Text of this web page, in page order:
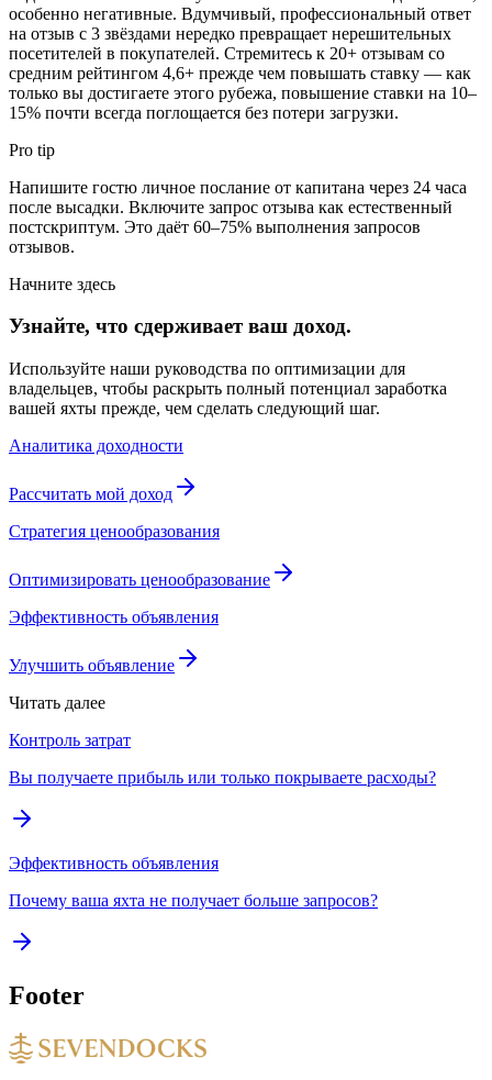
особенно негативные. Вдумчивый, профессиональный ответ
на отзыв с 3 звёздами нередко превращает нерешительных
посетителей в покупателей. Стремитесь к 20+ отзывам со
средним рейтингом 4,6+ прежде чем повышать ставку — как
только вы достигаете этого рубежа, повышение ставки на 10–
15% почти всегда поглощается без потери загрузки.
Pro tip
Напишите гостю личное послание от капитана через 24 часа
после высадки. Включите запрос отзыва как естественный
постскриптум. Это даёт 60–75% выполнения запросов
отзывов.
Начните здесь
Узнайте, что сдерживает ваш доход.
Используйте наши руководства по оптимизации для
владельцев, чтобы раскрыть полный потенциал заработка
вашей яхты прежде, чем сделать следующий шаг.
Аналитика доходности
Рассчитать мой доход
Стратегия ценообразования
Оптимизировать ценообразование
Эффективность объявления
Улучшить объявление
Читать далее
Контроль затрат
Вы получаете прибыль или только покрываете расходы?
Эффективность объявления
Почему ваша яхта не получает больше запросов?
Footer